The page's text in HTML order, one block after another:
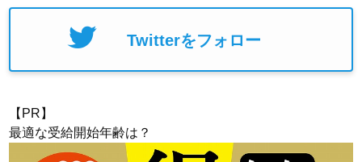
Twitterをフォロー
【PR】
最適な受給開始年齢は？